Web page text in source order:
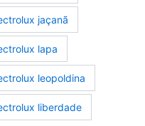
jaçanã
lapa
leopoldina
liberdade